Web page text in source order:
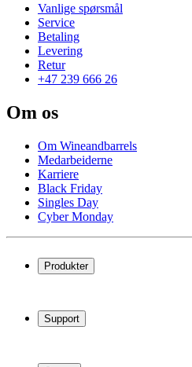
Vanlige spørsmål
Service
Betaling
Levering
Retur
+47 239 666 26
Om os
Om Wineandbarrels
Medarbeiderne
Karriere
Black Friday
Singles Day
Cyber Monday
Produkter
Vinstativ
Vinmøbler
Support
Service